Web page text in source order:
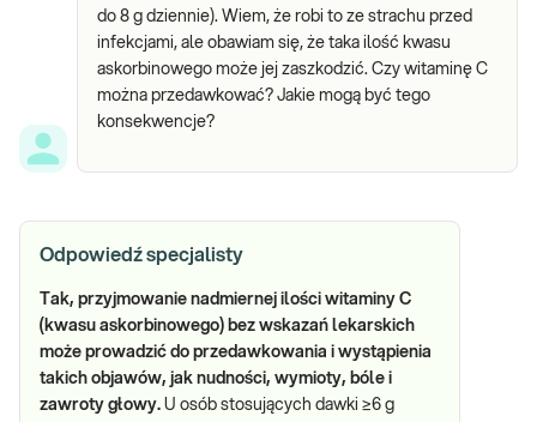
do 8 g dziennie). Wiem, że robi to ze strachu przed
infekcjami, ale obawiam się, że taka ilość kwasu
askorbinowego może jej zaszkodzić. Czy witaminę C
można przedawkować? Jakie mogą być tego
konsekwencje?
Odpowiedź specjalisty
Tak, przyjmowanie nadmiernej ilości witaminy C
(kwasu askorbinowego) bez wskazań lekarskich
może prowadzić do przedawkowania i wystąpienia
takich objawów, jak nudności, wymioty, bóle i
zawroty głowy. U osób stosujących dawki ≥6 g